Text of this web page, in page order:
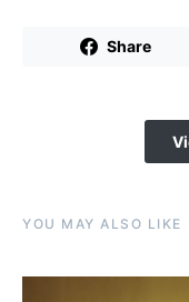
Share
YOU MAY ALSO LIKE